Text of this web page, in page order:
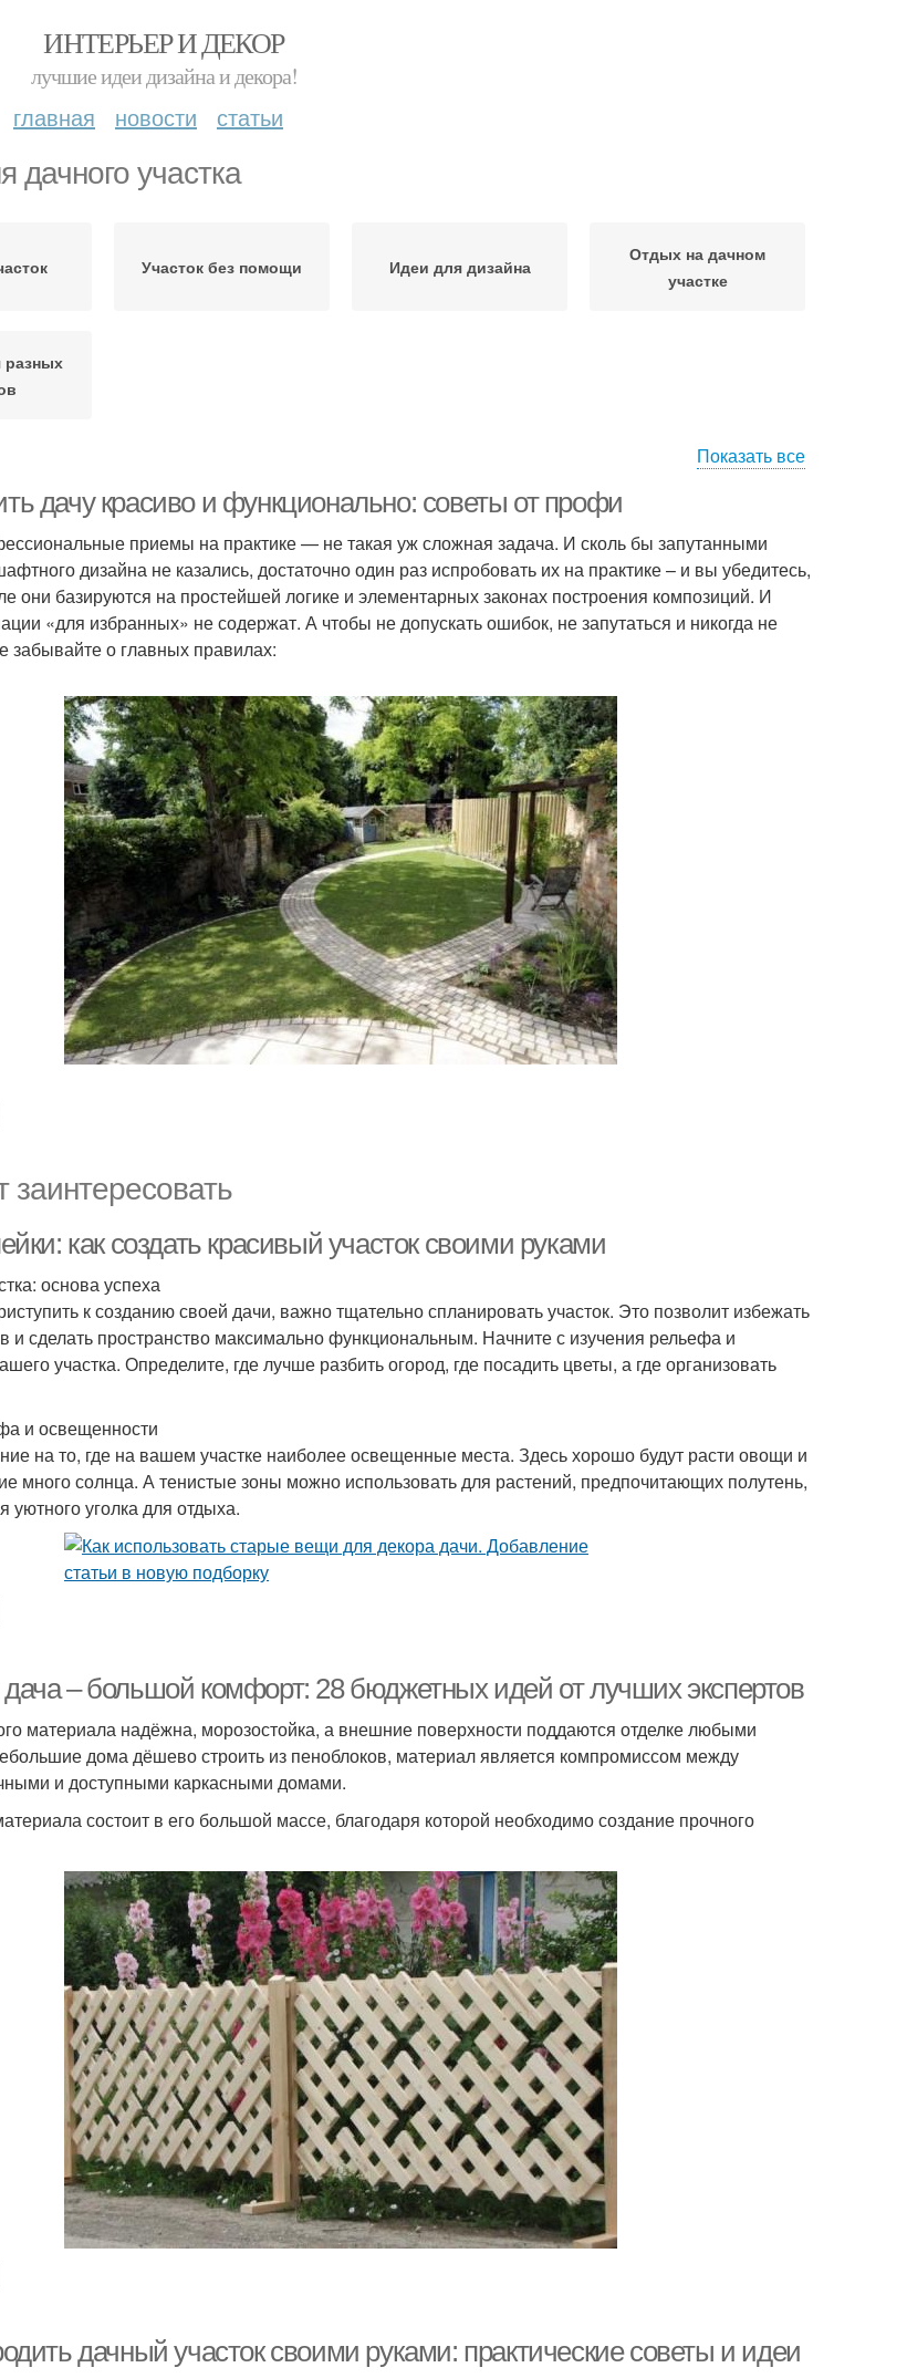
ИНТЕРЬЕР И ДЕКОР
лучшие идеи дизайна и декора!
главная новости статьи
дачного участка
Участок без помощи Идеи для дизайна
Отдых на дачном
участке
разных
Показать все
дачу красиво и функционально: советы от профи
приемы на практике — не такая уж сложная задача. И сколь бы запутанными
дизайна не казались, достаточно один раз испробовать их на практике – и вы убедитесь,
они базируются на простейшей логике и элементарных законах построения композиций. И
«для избранных» не содержат. А чтобы не допускать ошибок, не запутаться и никогда не
забывайте о главных правилах:
как создать красивый участок своими руками
основа успеха
к созданию своей дачи, важно тщательно спланировать участок. Это позволит избежать
и сделать пространство максимально функциональным. Начните с изучения рельефа и
участка. Определите, где лучше разбить огород, где посадить цветы, а где организовать
и освещенности
на то, где на вашем участке наиболее освещенные места. Здесь хорошо будут расти овощи и
много солнца. А тенистые зоны можно использовать для растений, предпочитающих полутень,
уютного уголка для отдыха.
– большой комфорт: 28 бюджетных идей от лучших экспертов
материала надёжна, морозостойка, а внешние поверхности поддаются отделке любыми
дома дёшево строить из пеноблоков, материал является компромиссом между
и доступными каркасными домами.
состоит в его большой массе, благодаря которой необходимо создание прочного
дачный участок своими руками: практические советы и идеи